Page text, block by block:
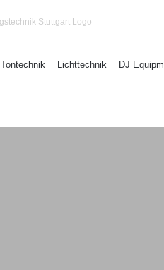
Tontechnik Lichttechnik DJ